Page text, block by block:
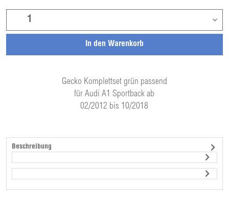
Gecko Komplettset grün passend
für Audi A1 Sportback ab
02/2012 bis 10/2018
In den Warenkorb
Beschreibung